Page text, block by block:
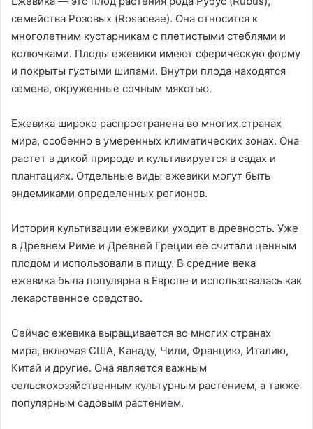
семейства Розовых (Rosaceae). Она относится к
многолетним кустарникам с плетистыми стеблями и
колючками. Плоды ежевики имеют сферическую форму
и покрыты густыми шипами. Внутри плода находятся
семена, окруженные сочным мякотью.
Ежевика широко распространена во многих странах
мира, особенно в умеренных климатических зонах. Она
растет в дикой природе и культивируется в садах и
плантациях. Отдельные виды ежевики могут быть
эндемиками определенных регионов.
История культивации ежевики уходит в древность. Уже
в Древнем Риме и Древней Греции ее считали ценным
плодом и использовали в пищу. В средние века
ежевика была популярна в Европе и использовалась как
лекарственное средство.
Сейчас ежевика выращивается во многих странах
мира, включая США, Канаду, Чили, Францию, Италию,
Китай и другие. Она является важным
сельскохозяйственным культурным растением, а также
популярным садовым растением.